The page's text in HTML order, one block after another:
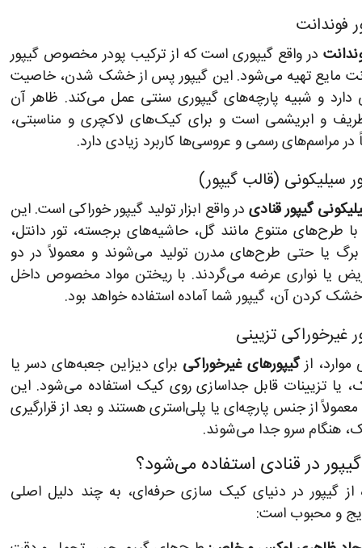
در واقع گیپوری است که از ترکیب پودر مخصوص گیپور
مایع تهیه می‌شود. این گیپور پس از خشک شدن، خاصیت
دارد و شبیه پارچه‌های گیپوری سنتی عمل می‌کند. ظاهر آن
و ابریشمی است و برای کیک‌های لاکچری و مناسبتی،
مراسم‌های رسمی و عروسی‌ها کاربرد زیادی دارد.
گیپور قنادی در واقع ابزار تولید گیپور خوراکی است. این
طرح‌های متنوع مانند گل، حاشیه‌های برجسته، تور دانتل،
یا حتی طرح‌های مدرن تولید می‌شوند و معمولاً در دو
یا نواری عرضه می‌گردند. با ریختن مواد مخصوص داخل
کردن آن، گیپور شما آماده استفاده خواهد بود.
موارد، ازگیپورهای غیرخوراکی برای دیزاین جعبه‌های دسر یا
یا تزیینات قابل جداسازی روی کیک استفاده می‌شود. این
معمولاً از جنس پارچه‌ای یا پلی‌استری هستند و بعد از قرارگیری
هنگام سرو جدا می‌شوند.
گیپور در قنادی استفاده می‌شود؟
از گیپور در دنیای کیک‌ سازی حرفه‌ای، به چند دلیل اصلی
و محبوب است: